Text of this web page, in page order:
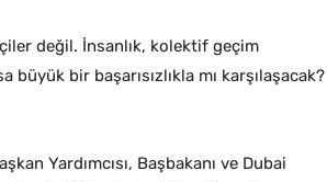
değil. İnsanlık, kolektif geçim
bir başarısızlıkla mı karşılaşacak?
Yardımcısı, Başbakanı ve Dubai